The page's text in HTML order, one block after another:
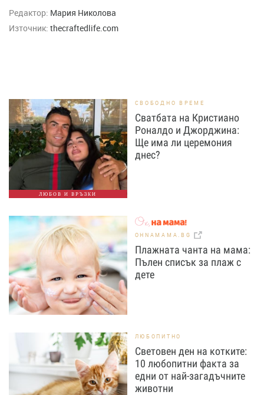
Редактор: Мария Николова
Източник: thecraftedlife.com
ЛЮБОВ И ВРЪЗКИ
СВОБОДНО ВРЕМЕ
Сватбата на Кристиано
Роналдо и Джорджина:
Ще има ли церемония
днес?
OHNAMAMA.BG
Плажната чанта на мама:
Пълен списък за плаж с
дете
ЛЮБОПИТНО
Световен ден на котките:
10 любопитни факта за
едни от най-загадъчните
животни